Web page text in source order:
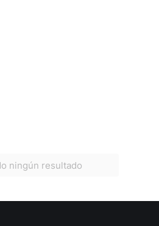
ningún resultado